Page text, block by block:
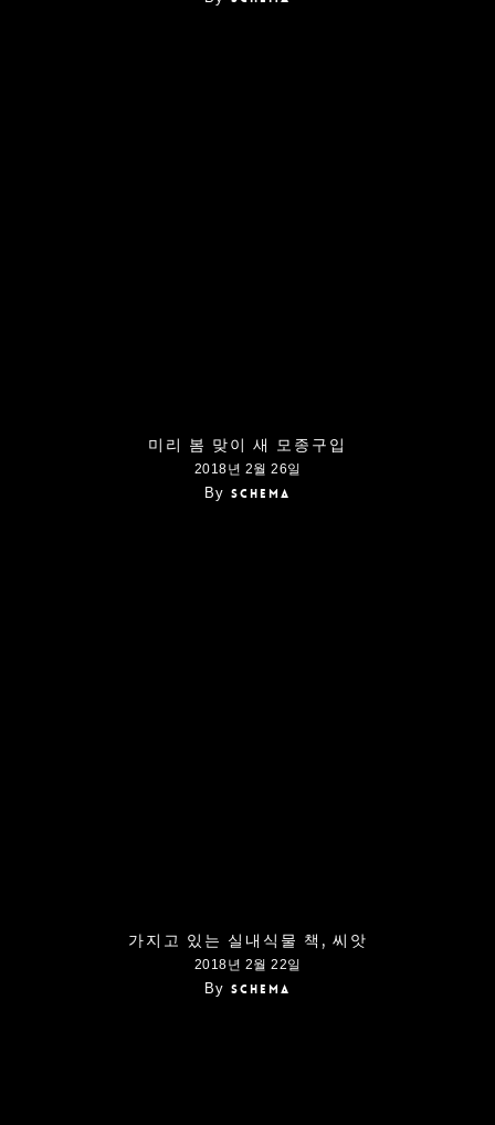
미리 봄 맞이 새 모종구입
2018년 2월 26일
By schema
가지고 있는 실내식물 책, 씨앗
2018년 2월 22일
By schema